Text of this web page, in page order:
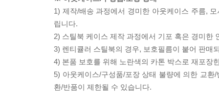
1) 제작/배송 과정에서 경미한 아웃케이스 주름,
립니다.
2) 스틸북 케이스 제작 과정에서 기포 혹은 경미한
3) 렌티큘러 스틸북의 경우, 보호필름이 붙어 판매
4) 본품 보호를 위해 노란색의 카톤 박스로 재포장
5) 아웃케이스/구성품/포장 상태 불량에 의한 교
환/반품이 제한될 수 있습니다.